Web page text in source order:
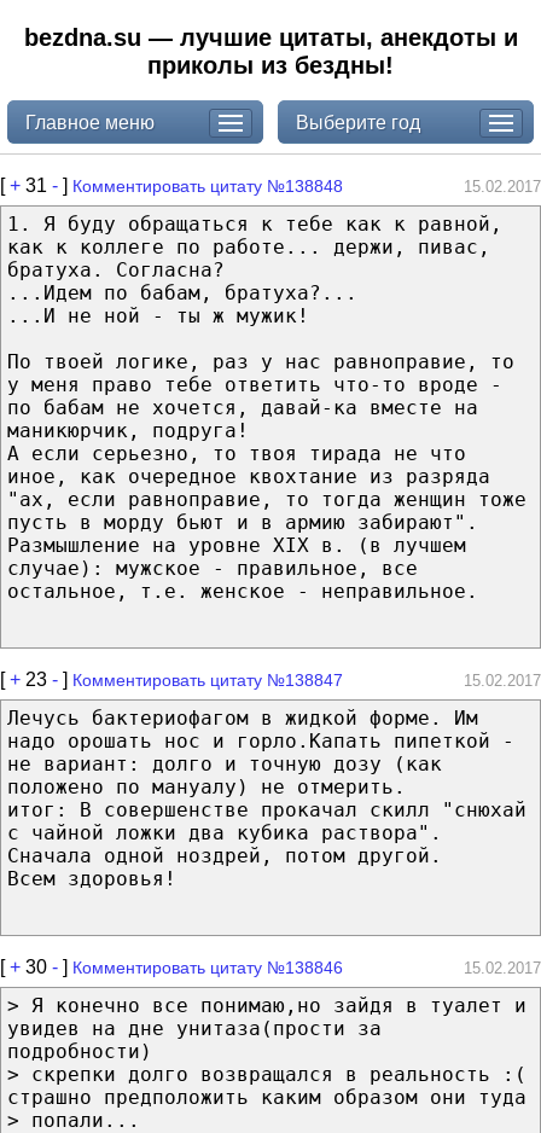
bezdna.su — лучшие цитаты, анекдоты и
приколы из бездны!
Главное меню Выберите год
[+ 31 - ] Комментировать цитату №138848 15.02.2017
1. Я буду обращаться к тебе как к равной,
как к коллеге по работе... держи, пивас,
братуха. Согласна?
...Идем по бабам, братуха?...
...И не ной - ты ж мужик!
По твоей логике, раз у нас равноправие, то
у меня право тебе ответить что-то вроде -
по бабам не хочется, давай-ка вместе на
маникюрчик, подруга!
А если серьезно, то твоя тирада не что
иное, как очередное квохтание из разряда
"ах, если равноправие, то тогда женщин тоже
пусть в морду бьют и в армию забирают".
Размышление на уровне XIX в. (в лучшем
случае): мужское - правильное, все
остальное, т.е. женское - неправильное.
[+ 23 - ] Комментировать цитату №138847 15.02.2017
Лечусь бактериофагом в жидкой форме. Им
надо орошать нос и горло.Капать пипеткой -
не вариант: долго и точную дозу (как
положено по мануалу) не отмерить.
итог: В совершенстве прокачал скилл "снюхай
с чайной ложки два кубика раствора".
Сначала одной ноздрей, потом другой.
Всем здоровья!
[+ 30 - ] Комментировать цитату №138846 15.02.2017
> Я конечно все понимаю,но зайдя в туалет и
увидев на дне унитаза(прости за
подробности)
> скрепки долго возвращался в реальность :(
страшно предположить каким образом они туда
> попали...